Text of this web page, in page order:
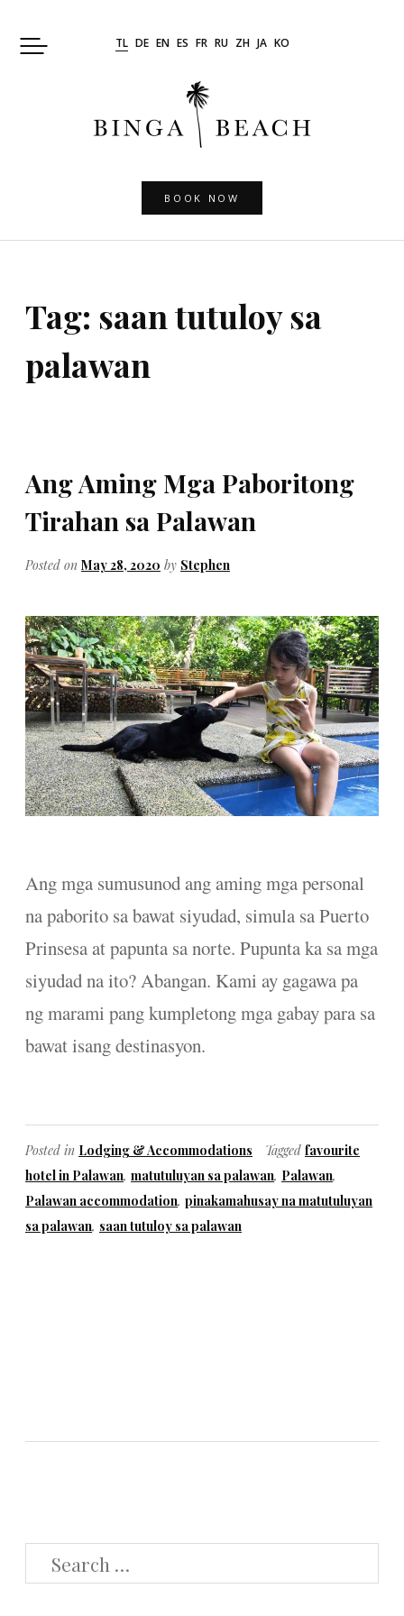
TL DE EN ES FR RU ZH JA KO
BOOK NOW
Tag: saan tutuloy sa
palawan
Ang Aming Mga Paboritong
Tirahan sa Palawan
Posted on May 28, 2020 by Stephen
Ang mga sumusunod ang aming mga personal
na paborito sa bawat siyudad, simula sa Puerto
Prinsesa at papunta sa norte. Pupunta ka sa mga
siyudad na ito? Abangan. Kami ay gagawa pa
ng marami pang kumpletong mga gabay para sa
bawat isang destinasyon.
Posted in Lodging & Accommodations Tagged favourite
hotel in Palawan, matutuluyan sa palawan, Palawan,
Palawan accommodation, pinakamahusay na matutuluyan
sa palawan, saan tutuloy sa palawan